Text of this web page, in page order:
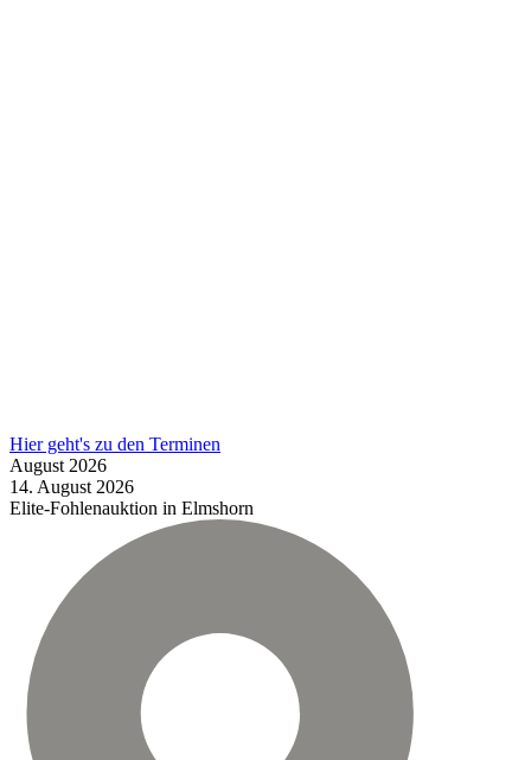
Hier geht's zu den Terminen
August 2026
14. August 2026
Elite-Fohlenauktion in Elmshorn